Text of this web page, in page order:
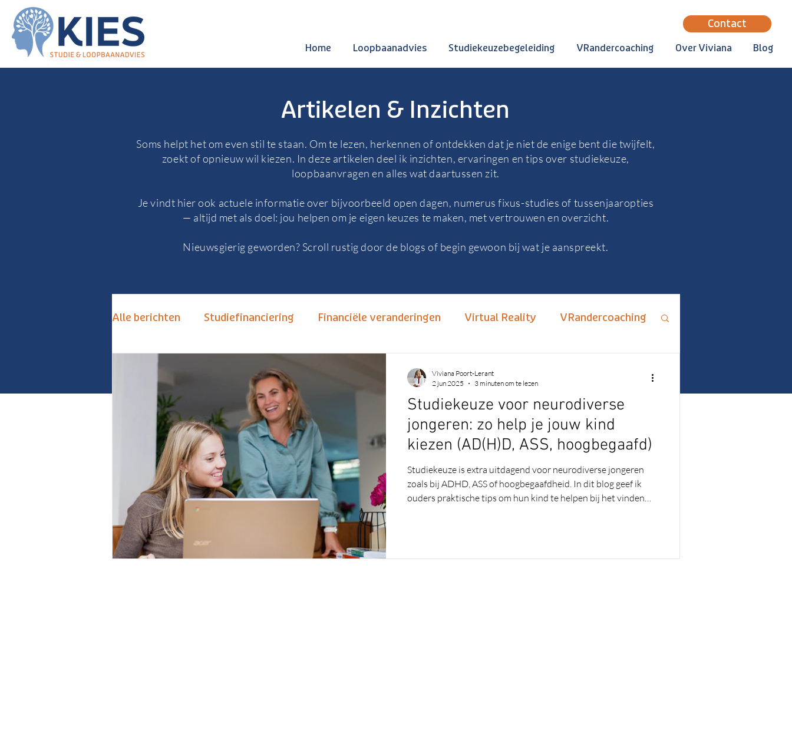
Contact
Home Loopbaanadvies Studiekeuzebegeleiding VRandercoaching Over Viviana Blog
Artikelen & Inzichten
Soms helpt het om even stil te staan. Om te lezen, herkennen of ontdekken dat je niet de enige bent die twijfelt,
zoekt of opnieuw wil kiezen. In deze artikelen deel ik inzichten, ervaringen en tips over studiekeuze,
loopbaanvragen en alles wat daartussen zit.
Je vindt hier ook actuele informatie over bijvoorbeeld open dagen, numerus fixus-studies of tussenjaaropties
— altijd met als doel: jou helpen om je eigen keuzes te maken, met vertrouwen en overzicht.
Nieuwsgierig geworden? Scroll rustig door de blogs of begin gewoon bij wat je aanspreekt.
Alle berichten Studiefinanciering Financiële veranderingen Virtual Reality VRandercoaching
Keuzestress Vermijden Hoger Onderwijs Carrièrebegeleiding Numerus Fixus
Alternatieven Numerus Fixus Open dagen
Hoogbegaafd Motivatie
Studiekeuze voor neurodiverse
jongeren: zo help je jouw kind
kiezen (AD(H)D, ASS, hoogbegaafd)
Studiekeuze is extra uitdagend voor neurodiverse jongeren
zoals bij ADHD, ASS of hoogbegaafdheid. In dit blog geef ik
ouders praktische tips om hun kind te helpen bij het vinden
Viviana Poort-Lerant
2 jun 2025
3 minuten om te lezen